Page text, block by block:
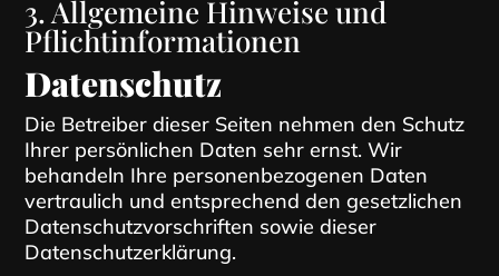
3. Allgemeine Hinweise und
Pflicht­informationen
Datenschutz
Die Betreiber dieser Seiten nehmen den Schutz
Ihrer persönlichen Daten sehr ernst. Wir
behandeln Ihre personenbezogenen Daten
vertraulich und entsprechend den gesetzlichen
Datenschutzvorschriften sowie dieser
Datenschutzerklärung.